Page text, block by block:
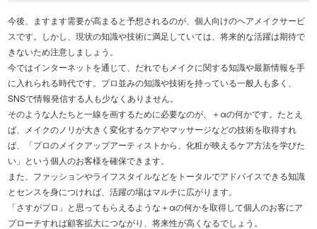
今後、ますます需要が高まると予想されるのが、個人向けのヘアメイクサービ
スです。しかし、現状の知識や技術に満足していては、将来的な活躍は期待で
きないため注意しましょう。
今ではインターネットを通じて、だれでもメイクに関する知識や最新情報を手
に入れられる時代です。プロ並みの知識や技術を持っている一般人も多く、
SNSで情報発信する人も少なくありません。
そのような人たちと一線を画するために必要なのが、＋αの何かです。たとえ
ば、メイクのノリが大きく変化するケアやマッサージなどの技術を取得すれ
ば、「プロのメイクアップアーティストから、化粧が映えるケア方法を学びた
い」という個人のお客様を確保できます。
また、ファッションやライフスタイルなどをトータルでアドバイスできる知識
とセンスを身につければ、活躍の場はマルチに広がります。
「さすがプロ」と思ってもらえるような＋αの何かを取得して個人のお客にア
プローチすれば顧客拡大につながり、将来性が高くなるでしょう。